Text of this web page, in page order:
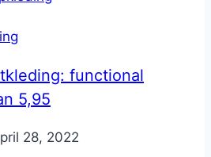
functional
5,95
28, 2022